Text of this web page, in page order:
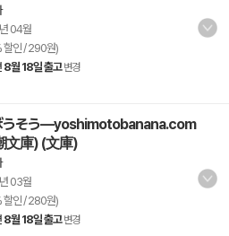
04월
할인 / 290원)
8월 18일 출고 변경
うそう―yoshimotobanana.com
文庫) (文庫)
03월
할인 / 280원)
8월 18일 출고 변경